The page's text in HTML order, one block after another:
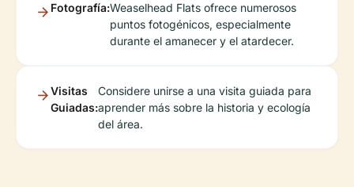
Fotografía:Weaselhead Flats ofrece numerosos
puntos fotogénicos, especialmente
durante el amanecer y el atardecer.
Visitas
Guiadas:
Considere unirse a una visita guiada para
aprender más sobre la historia y ecología
del área.